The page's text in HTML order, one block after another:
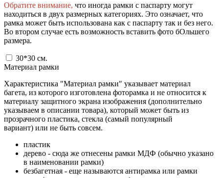
Обратите внимание, что иногда рамки с паспарту могут
находиться в двух размерных категориях. Это означает, что
рамка может быть использована как с паспарту так и без него.
Во втором случае есть возможность вставить фото бОльшего
размера.
30*30 см.
Материал рамки
Характеристика "Материал рамки" указывает материал
багета, из которого изготовлена фоторамка и не относится к
материалу защитного экрана изображения (дополнительно
указываем в описании товара), который может быть из
прозрачного пластика, стекла (самый популярный
вариант) или не быть совсем.
пластик
дерево - сюда же отнесены рамки МДФ (обычно указано
в наименовании рамки)
безбагетная - еще называются антирамка или рамки